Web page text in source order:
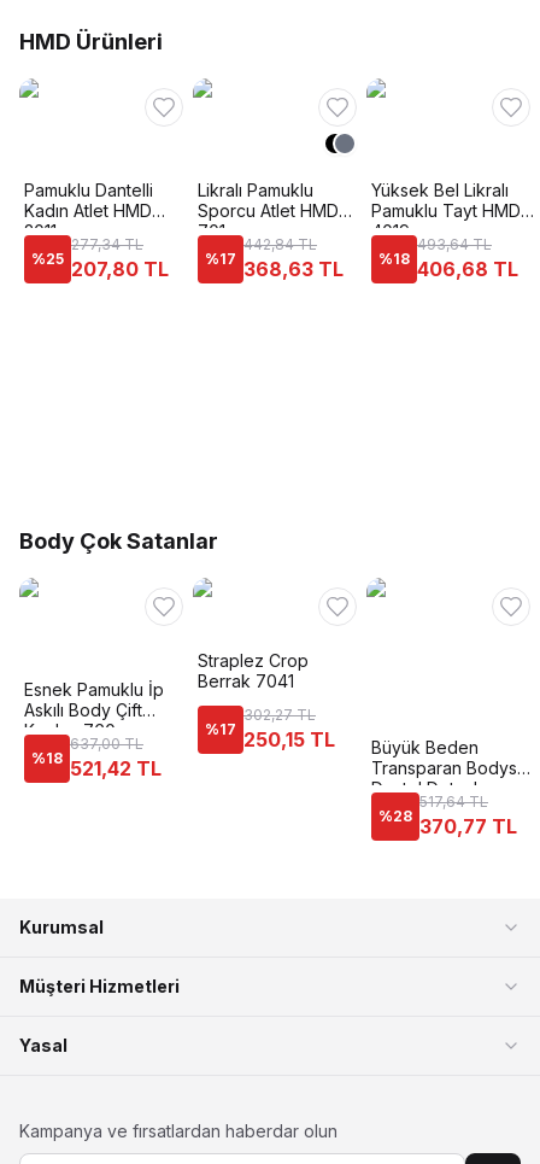
HMD Ürünleri
Pamuklu Dantelli
Kadın Atlet HMD
2011
%25
277,34 TL
207,80 TL
Likralı Pamuklu
Sporcu Atlet HMD
701
%17
442,84 TL
368,63 TL
Yüksek Bel Likralı
Pamuklu Tayt HMD
4019
%18
493,64 TL
406,68 TL
Body Çok Satanlar
Esnek Pamuklu İp
Askılı Body Çift
Kaplan 760
%18
637,00 TL
521,42 TL
Straplez Crop
Berrak 7041
%17
302,27 TL
250,15 TL
Büyük Beden
Transparan Bodysuit
Dantel Detaylı
Donex 8020
%28
517,64 TL
370,77 TL
Kurumsal
Müşteri Hizmetleri
Yasal
Kampanya ve fırsatlardan haberdar olun